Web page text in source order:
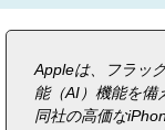
Appleは、フラッ
能（AI）機能を備
同社の高価な